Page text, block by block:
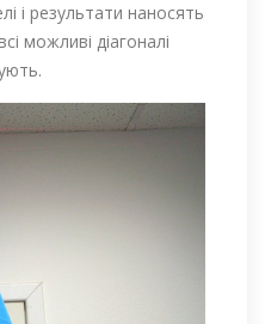
і результати наносять
можливі діагоналі